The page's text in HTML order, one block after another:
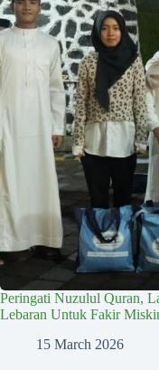
Peringati Nuzulul Quran,
Lebaran Untuk Fakir
15 March 2026